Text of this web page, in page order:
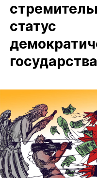
статус
государства